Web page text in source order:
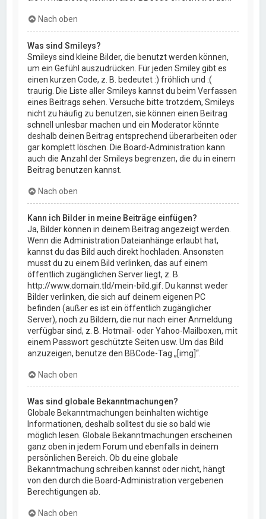
Nach oben
Was sind Smileys?
Smileys sind kleine Bilder, die benutzt werden können,
um ein Gefühl auszudrücken. Für jeden Smiley gibt es
einen kurzen Code, z. B. bedeutet :) fröhlich und :(
traurig. Die Liste aller Smileys kannst du beim Verfassen
eines Beitrags sehen. Versuche bitte trotzdem, Smileys
nicht zu häufig zu benutzen, sie können einen Beitrag
schnell unlesbar machen und ein Moderator könnte
deshalb deinen Beitrag entsprechend überarbeiten oder
gar komplett löschen. Die Board-Administration kann
auch die Anzahl der Smileys begrenzen, die du in einem
Beitrag benutzen kannst.
Nach oben
Kann ich Bilder in meine Beiträge einfügen?
Ja, Bilder können in deinem Beitrag angezeigt werden.
Wenn die Administration Dateianhänge erlaubt hat,
kannst du das Bild auch direkt hochladen. Ansonsten
musst du zu einem Bild verlinken, das auf einem
öffentlich zugänglichen Server liegt, z. B.
http://www.domain.tld/mein-bild.gif. Du kannst weder
Bilder verlinken, die sich auf deinem eigenen PC
befinden (außer es ist ein öffentlich zugänglicher
Server), noch zu Bildern, die nur nach einer Anmeldung
verfügbar sind, z. B. Hotmail- oder Yahoo-Mailboxen, mit
einem Passwort geschützte Seiten usw. Um das Bild
anzuzeigen, benutze den BBCode-Tag „[img]“.
Nach oben
Was sind globale Bekanntmachungen?
Globale Bekanntmachungen beinhalten wichtige
Informationen, deshalb solltest du sie so bald wie
möglich lesen. Globale Bekanntmachungen erscheinen
ganz oben in jedem Forum und ebenfalls in deinem
persönlichen Bereich. Ob du eine globale
Bekanntmachung schreiben kannst oder nicht, hängt
von den durch die Board-Administration vergebenen
Berechtigungen ab.
Nach oben